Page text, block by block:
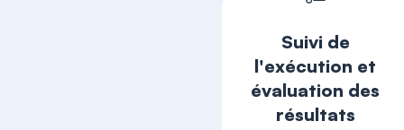
Suivi de
l'exécution et
évaluation des
résultats